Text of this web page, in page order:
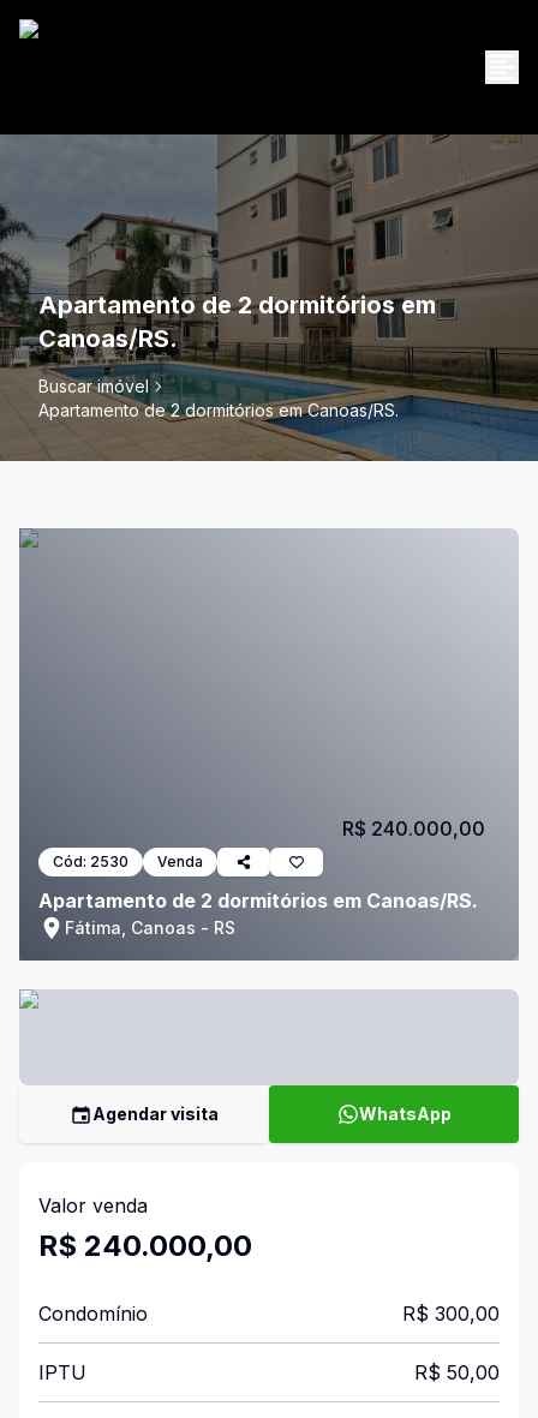
Apartamento de 2 dormitórios em
Canoas/RS.
Buscar imóvel
Apartamento de 2 dormitórios em Canoas/RS.
Cód: 2530 Venda
Apartamento de 2 dormitórios em Canoas/RS.
Fátima, Canoas - RS
R$ 240.000,00
Agendar visita WhatsApp
Valor venda
R$ 240.000,00
Condomínio R$ 300,00
IPTU R$ 50,00